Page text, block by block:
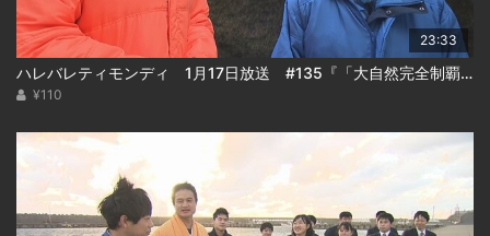
23:33
ハレバレティモンディ 1月17日放送 #135『「大自然完全制覇」支笏湖編(後編)』
¥110